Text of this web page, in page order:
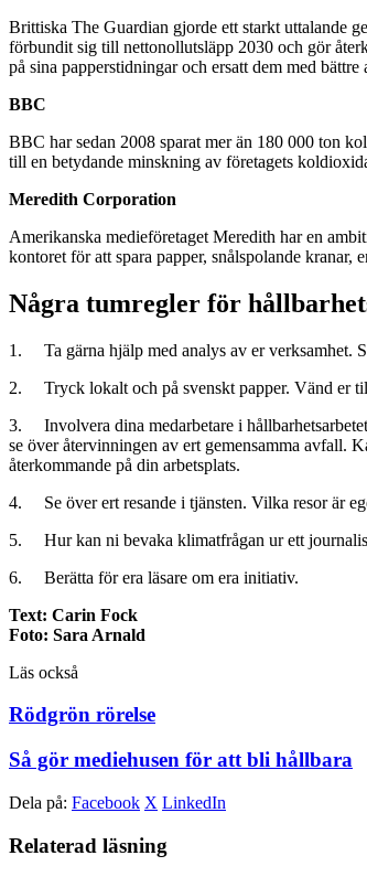
Brittiska The Guardian gjorde ett starkt uttalande
förbundit sig till nettonollutsläpp 2030 och gör
på sina papperstidningar och ersatt dem med bättre
BBC
BBC har sedan 2008 sparat mer än 180 000 ton
till en betydande minskning av företagets
Meredith Corporation
Amerikanska medieföretaget Meredith har en
kontoret för att spara papper, snålspolande
Några tumregler för
1. Ta gärna hjälp med analys av er verksamhet.
2. Tryck lokalt och på svenskt papper. Vänd er
3. Involvera dina medarbetare i
se över återvinningen av ert gemensamma avfall.
återkommande på din arbetsplats.
4. Se över ert resande i tjänsten. Vilka resor är
5. Hur kan ni bevaka klimatfrågan ur ett
6. Berätta för era läsare om era initiativ.
Text: Carin Fock
Foto: Sara Arnald
Läs också
Rödgrön rörelse
Så gör mediehusen för att bli hållbara
Dela på: Facebook X LinkedIn
Relaterad läsning